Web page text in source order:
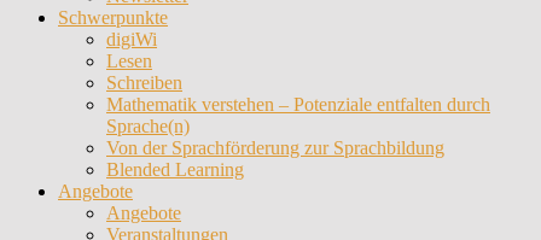
Schwerpunkte
digiWi
Lesen
Schreiben
Mathematik verstehen – Potenziale entfalten durch
Sprache(n)
Von der Sprachförderung zur Sprachbildung
Blended Learning
Angebote
Angebote
Veranstaltungen